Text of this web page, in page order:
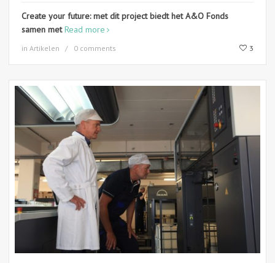
Create your future: met dit project biedt het A&O Fonds
samen metRead more
in Artikelen 0 comments 3